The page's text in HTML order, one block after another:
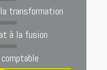
transformation
à la fusion